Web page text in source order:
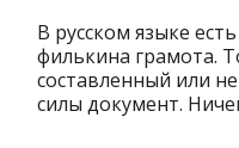
В русском языке
филькина грамота.
составленный или
силы документ.